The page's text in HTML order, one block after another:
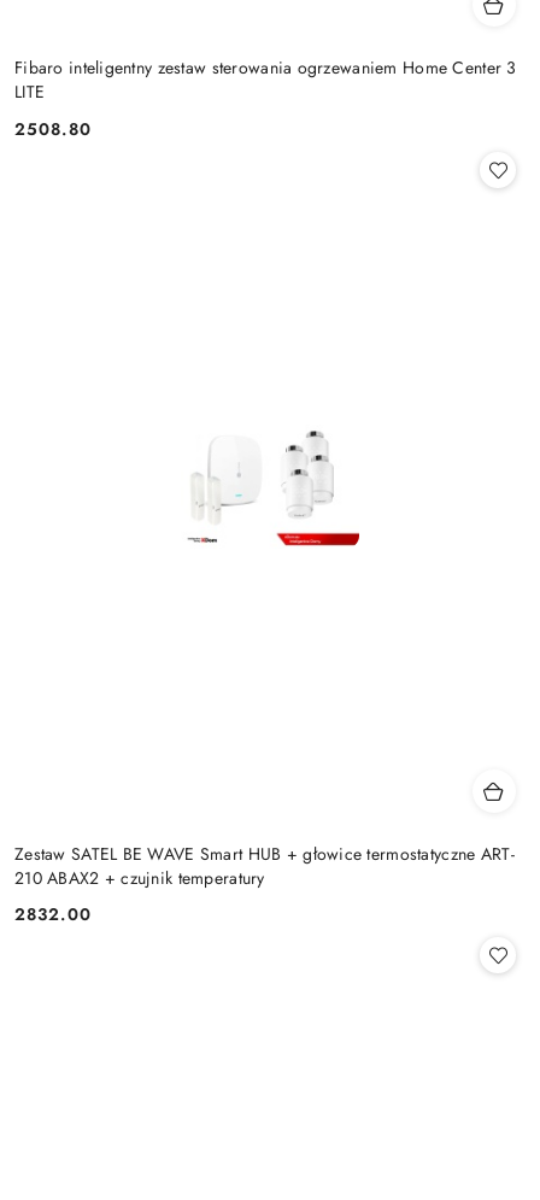
Fibaro inteligentny zestaw sterowania ogrzewaniem Home Center 3
LITE
Cena:
2508.80
Zestaw SATEL BE WAVE Smart HUB + głowice termostatyczne ART-
210 ABAX2 + czujnik temperatury
Cena:
2832.00